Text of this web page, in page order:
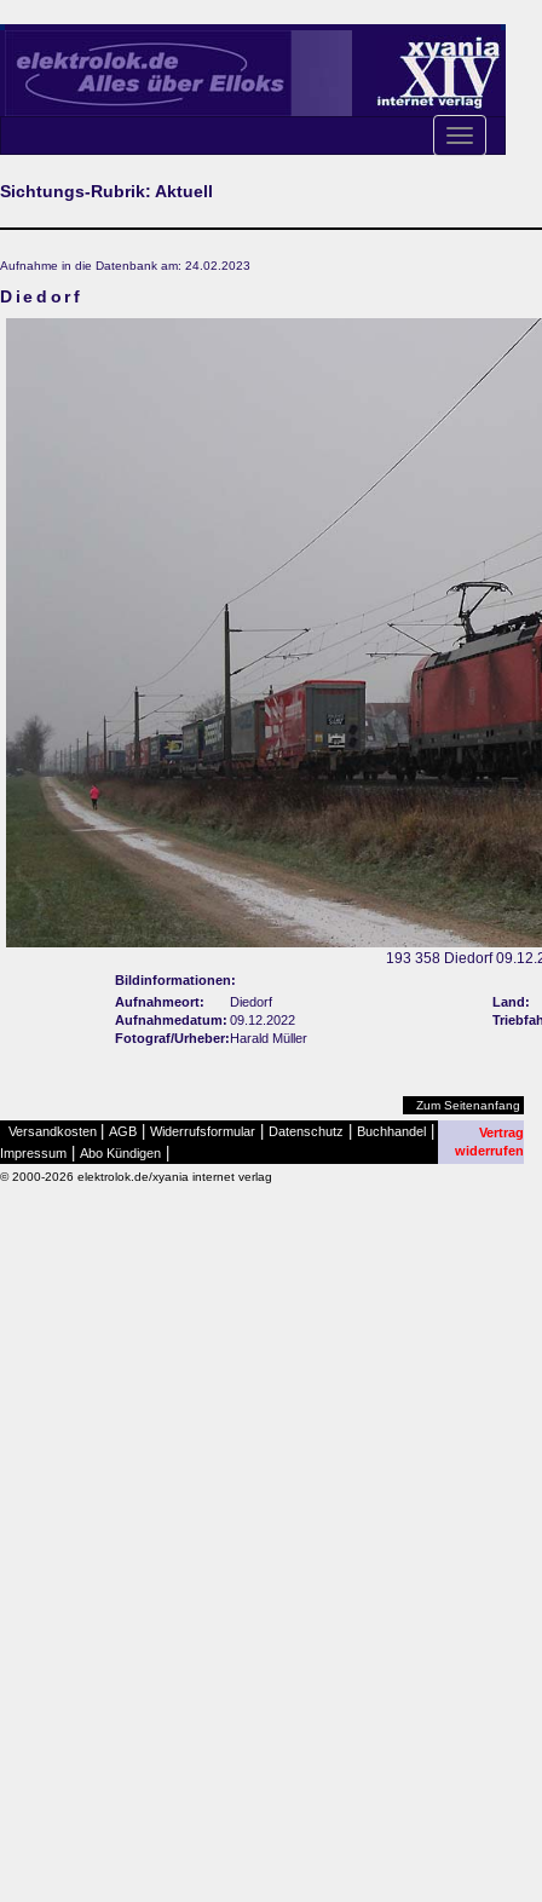
Toggle
navigation
Sichtungs-Rubrik: Aktuell
Aufnahme in die Datenbank am: 24.02.2023
Diedorf
193 358 Diedorf
Bildinformationen:
Aufnahmeort:
Diedorf
Land:
Aufnahmedatum: 09.12.2022
Fotograf/Urheber:Harald Müller
Zum Seitenanfang
Versandkosten AGB Widerrufsformular Datenschutz Buchhandel
Impressum Abo Kündigen
Vertrag
widerrufen
© 2000-2026 elektrolok.de/xyania internet verlag